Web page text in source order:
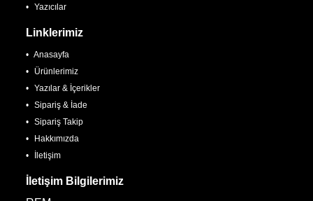
Yazıcılar
Linklerimiz
Anasayfa
Ürünlerimiz
Yazılar & İçerikler
Sipariş & İade
Sipariş Takip
Hakkımızda
İletişim
İletişim Bilgilerimiz